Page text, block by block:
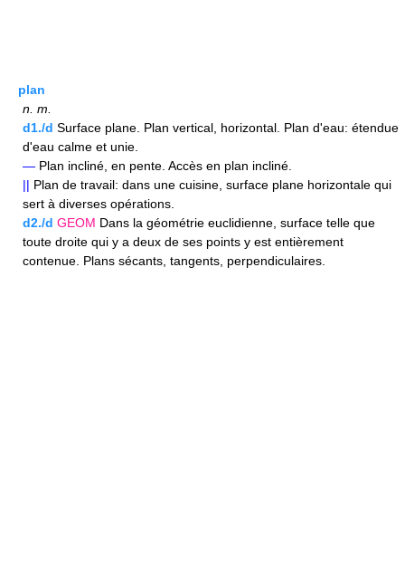
plan
n. m.
d1./d Surface plane. Plan vertical, horizontal. Plan d'eau: étendue
d'eau calme et unie.
— Plan incliné, en pente. Accès en plan incliné.
|| Plan de travail: dans une cuisine, surface plane horizontale qui
sert à diverses opérations.
d2./d GEOM Dans la géométrie euclidienne, surface telle que
toute droite qui y a deux de ses points y est entièrement
contenue. Plans sécants, tangents, perpendiculaires.